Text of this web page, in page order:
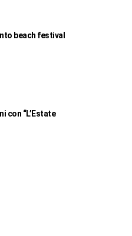
beach festival
con “L’Estate